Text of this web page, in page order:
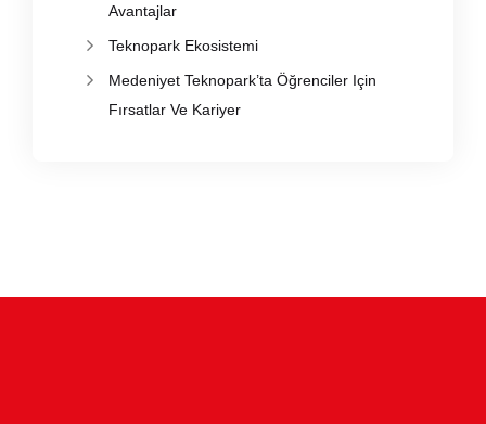
Avantajlar
Teknopark Ekosistemi
Medeniyet Teknopark’ta Öğrenciler Için
Fırsatlar Ve Kariyer